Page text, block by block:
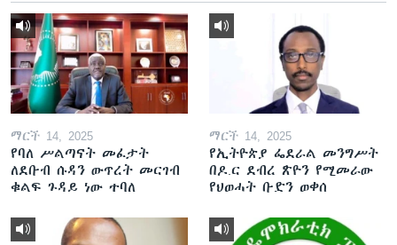
ማርች 14, 2025
የባለ ሥልጣናት መፈታት
ለደቡብ ሱዳን ውጥረት መርገብ
ቁልፍ ጉዳይ ነው ተባለ
ማርች 14, 2025
የኢትዮጵያ ፌደራል መንግሥት
በዶ.ር ደብረ ጽዮን የሚመራው
የህወሓት ቡድን ወቀሰ